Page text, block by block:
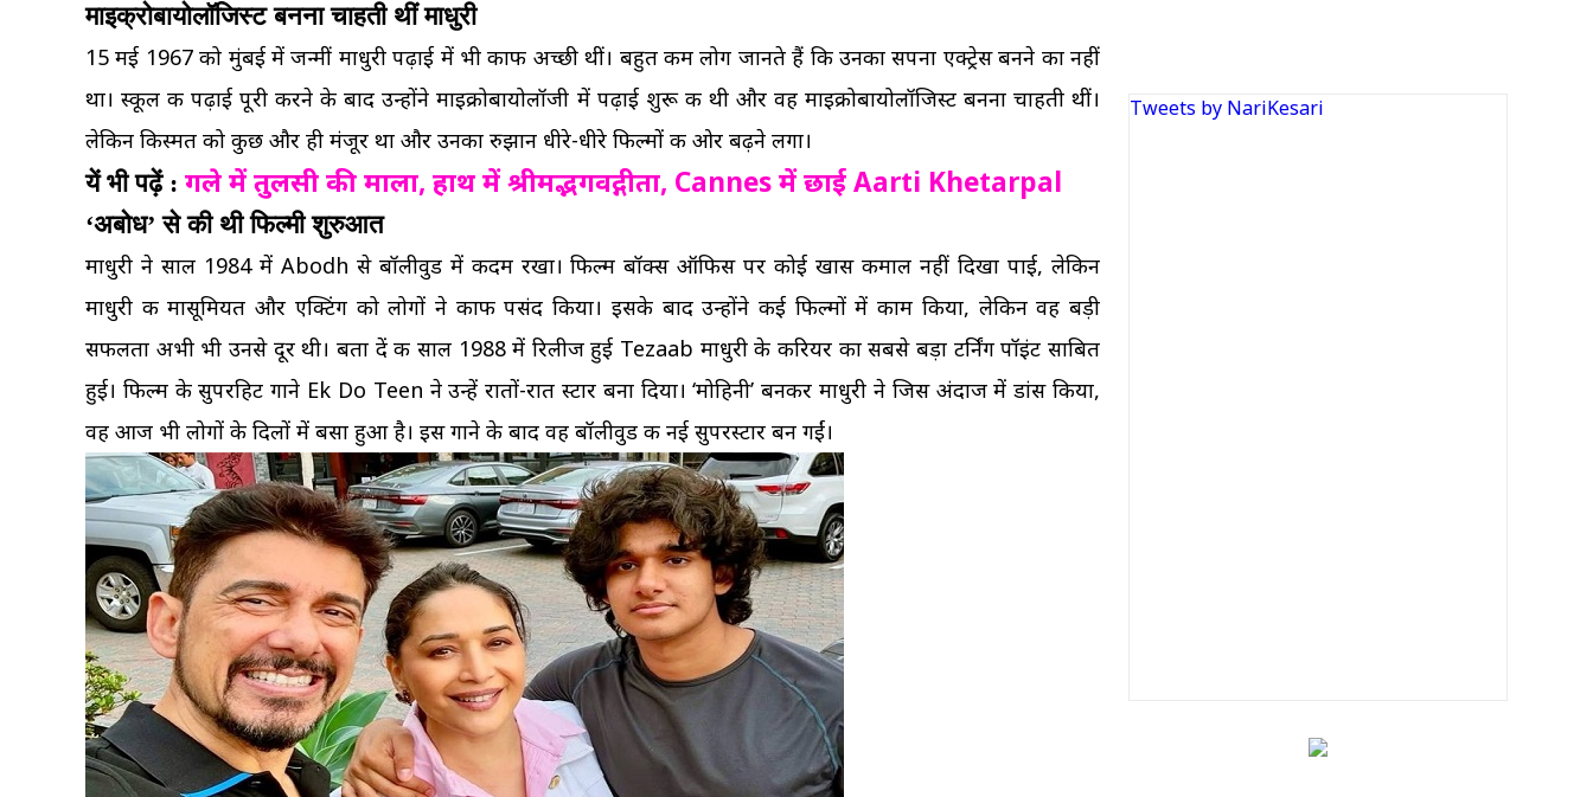
माइक्रोबायोलॉजिस्ट बनना चाहती थीं माधुरी
15 मई 1967 को मुंबई में जन्मीं माधुरी पढ़ाई में भी काफी अच्छी थीं। बहुत कम लोग जानते हैं कि उनका सपना एक्ट्रेस बनने का नहीं
था। स्कूल की पढ़ाई पूरी करने के बाद उन्होंने माइक्रोबायोलॉजी में पढ़ाई शुरू की थी और वह माइक्रोबायोलॉजिस्ट बनना चाहती थीं।
लेकिन किस्मत को कुछ और ही मंजूर था और उनका रुझान धीरे-धीरे फिल्मों की ओर बढ़ने लगा।
यें भी पढ़ें : गले में तुलसी की माला, हाथ में श्रीमद्भगवद्गीता, Cannes में छाई Aarti Khetarpal
‘अबोध’ से की थी फिल्मी शुरुआत
माधुरी ने साल 1984 में Abodh से बॉलीवुड में कदम रखा। फिल्म बॉक्स ऑफिस पर कोई खास कमाल नहीं दिखा पाई, लेकिन
माधुरी की मासूमियत और एक्टिंग को लोगों ने काफी पसंद किया। इसके बाद उन्होंने कई फिल्मों में काम किया, लेकिन वह बड़ी
सफलता अभी भी उनसे दूर थी। बता दें की साल 1988 में रिलीज हुई Tezaab माधुरी के करियर का सबसे बड़ा टर्निंग पॉइंट साबित
हुई। फिल्म के सुपरहिट गाने Ek Do Teen ने उन्हें रातों-रात स्टार बना दिया। ‘मोहिनी’ बनकर माधुरी ने जिस अंदाज में डांस किया,
वह आज भी लोगों के दिलों में बसा हुआ है। इस गाने के बाद वह बॉलीवुड की नई सुपरस्टार बन गईं।
Tweets by NariKesari